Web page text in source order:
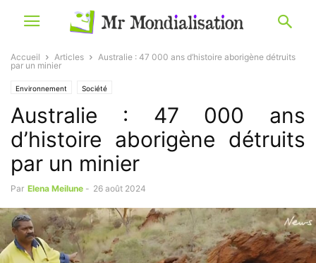
Accueil Articles
Australie : 47 000 ans d’histoire aborigène détruits
par un minier
Environnement Société
Australie : 47 000 ans
d’histoire aborigène détruits
par un minier
Par Elena Meilune - 26 août 2024